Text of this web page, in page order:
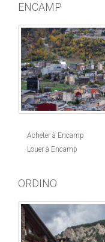
ENCAMP
Acheter à Encamp
Louer à Encamp
ORDINO